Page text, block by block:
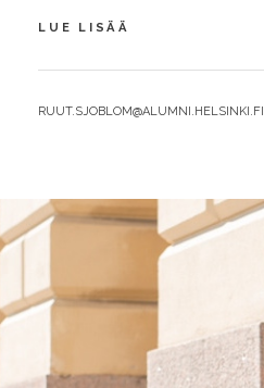
LUE LISÄÄ
–
HYVÄ
BY
RUUT.SJOBLOM@ALUMNI.HELSINKI.FI